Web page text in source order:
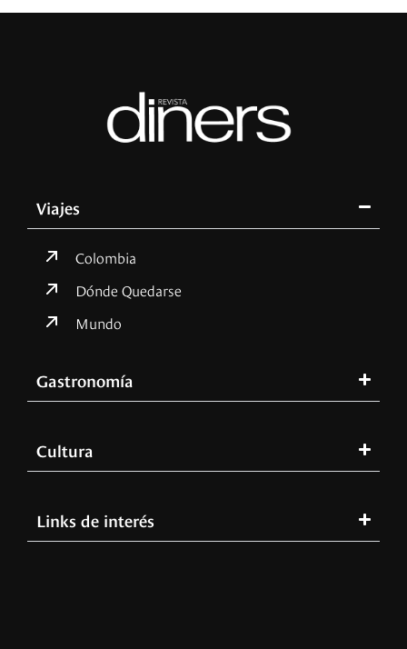
Viajes
Colombia
Dónde Quedarse
Mundo
Gastronomía
Cultura
Links de interés